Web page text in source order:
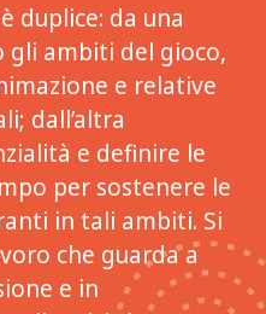
duplice: da una
gli ambiti del gioco,
e relative
dall’altra
e definire le
per sostenere le
in tali ambiti. Si
che guarda a
e in